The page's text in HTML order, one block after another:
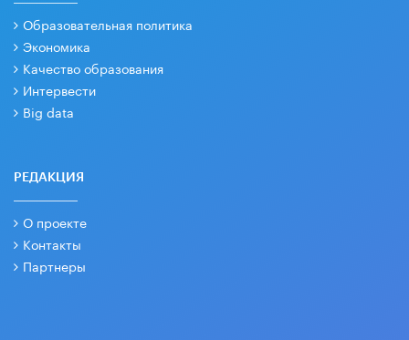
Образовательная политика
Экономика
Качество образования
Интервести
Big data
РЕДАКЦИЯ
О проекте
Контакты
Партнеры